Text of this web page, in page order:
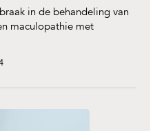
in de behandeling van
maculopathie met